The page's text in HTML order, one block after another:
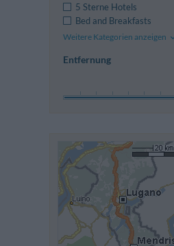
5 Sterne Hotels
Bed and Breakfasts
Weitere Kategorien anzeigen
Entfernung